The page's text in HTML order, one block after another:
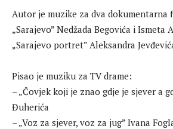
Autor je muzike za dva dokumentarna
„Sarajevo” Nedžada Begovića i Ismeta
„Sarajevo portret” Aleksandra
Pisao je muziku za TV drame:
– „Čovjek koji je znao gdje je sjever a
Đuherića
– „Voz za sjever, voz za jug” Ivana